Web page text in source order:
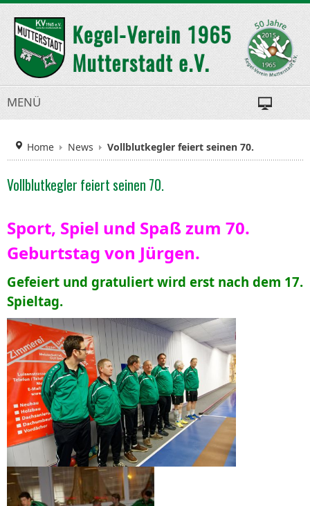
MENÜ
Home News Vollblutkegler feiert seinen 70.
Vollblutkegler feiert seinen 70.
Sport, Spiel und Spaß zum 70.
Geburtstag von Jürgen.
Gefeiert und gratuliert wird erst nach dem 17.
Spieltag.